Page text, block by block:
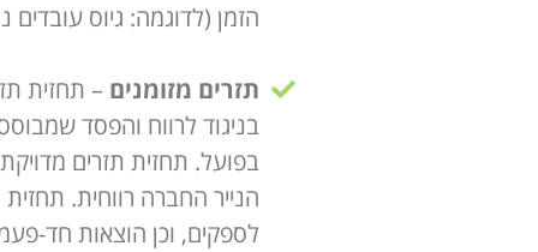
הזמן (לדוגמה: גיוס
תזרים מזומנים – תחזית
בניגוד לרווח והפסד
בפועל. תחזית תזרים
הנייר החברה רווחית.
לספקים, וכן הוצאות חד-